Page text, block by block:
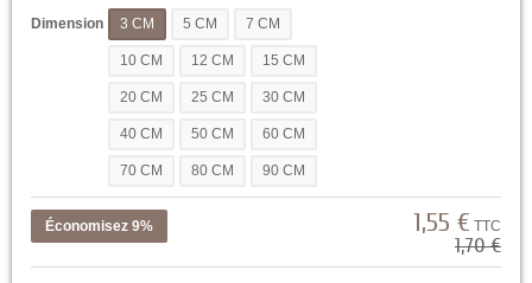
Dimension 3 CM 5 CM 7 CM
10 CM 12 CM 15 CM
20 CM 25 CM 30 CM
40 CM 50 CM 60 CM
70 CM 80 CM 90 CM
Économisez 9% 1,55 € TTC
1,70 €